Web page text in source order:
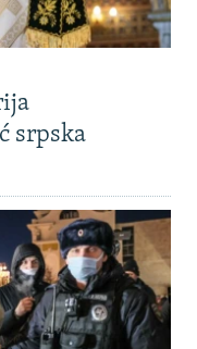
srpska